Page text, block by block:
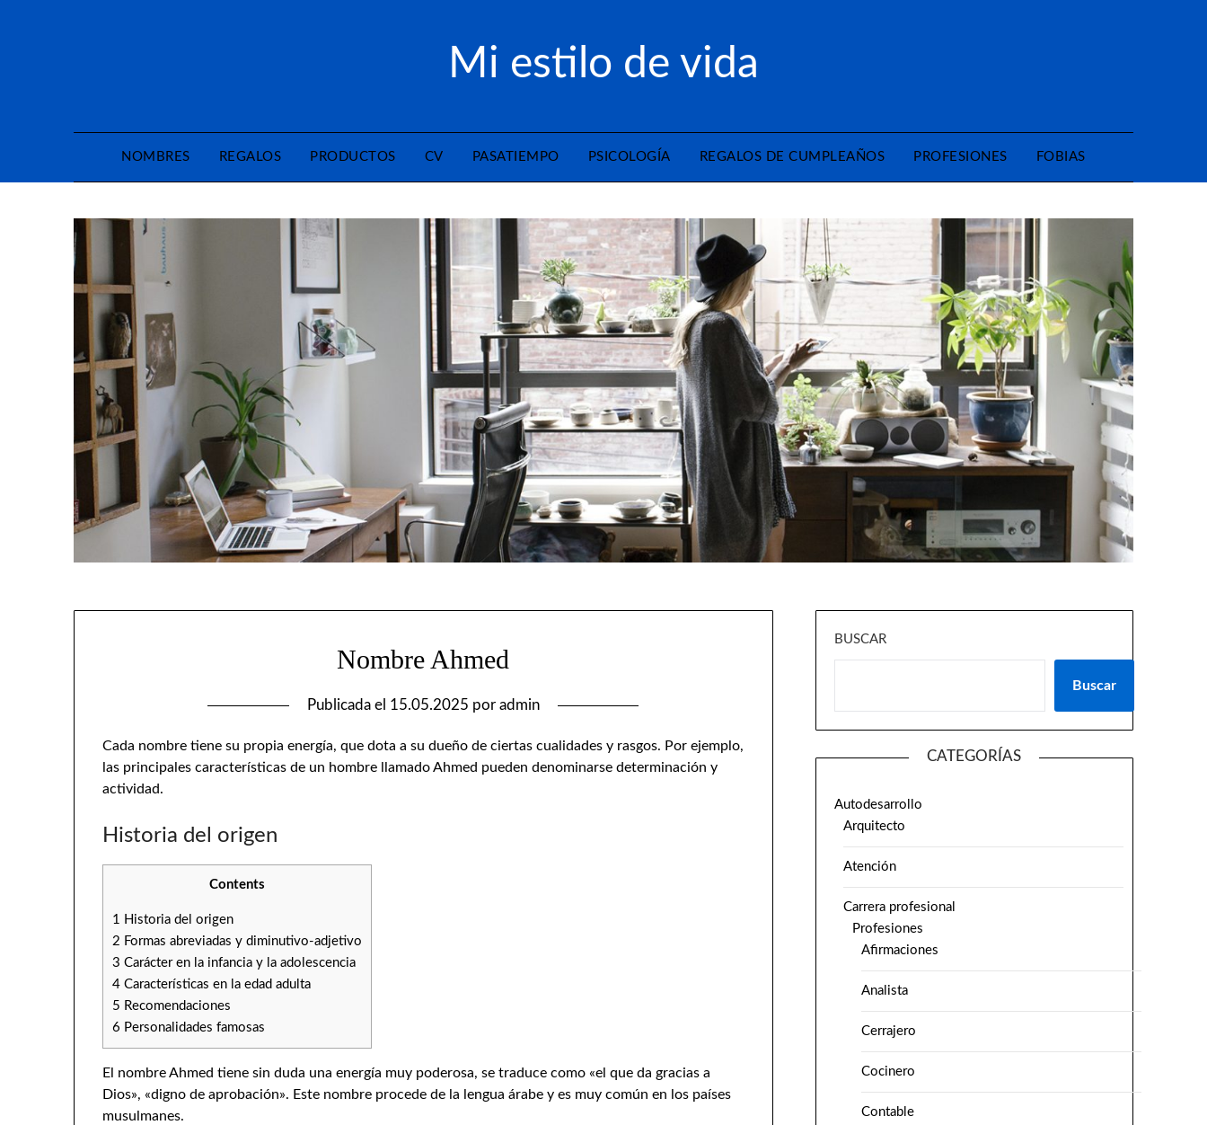
Mi estilo de vida
NOMBRES REGALOS PRODUCTOS CV PASATIEMPO PSICOLOGÍA REGALOS DE CUMPLEAÑOS PROFESIONES FOBIAS
Nombre Ahmed
Publicada el 15.05.2025 por admin
Cada nombre tiene su propia energía, que dota a su dueño de ciertas cualidades y rasgos. Por ejemplo,
las principales características de un hombre llamado Ahmed pueden denominarse determinación y
actividad.
Historia del origen
Contents
1 Historia del origen
2 Formas abreviadas y diminutivo-adjetivo
3 Carácter en la infancia y la adolescencia
4 Características en la edad adulta
5 Recomendaciones
6 Personalidades famosas
El nombre Ahmed tiene sin duda una energía muy poderosa, se traduce como «el que da gracias a
Dios», «digno de aprobación». Este nombre procede de la lengua árabe y es muy común en los países
musulmanes.
BUSCAR
Buscar
CATEGORÍAS
Autodesarrollo
Arquitecto
Atención
Carrera profesional
Profesiones
Afirmaciones
Analista
Cerrajero
Cocinero
Contable